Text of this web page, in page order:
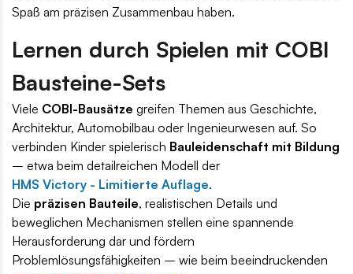
Spaß am präzisen Zusammenbau haben.
Lernen durch Spielen mit COBI
Bausteine-Sets
Viele COBI-Bausätze greifen Themen aus Geschichte,
Architektur, Automobilbau oder Ingenieurwesen auf. So
verbinden Kinder spielerisch Bauleidenschaft mit Bildung
– etwa beim detailreichen Modell der
HMS Victory - Limitierte Auflage.
Die präzisen Bauteile, realistischen Details und
beweglichen Mechanismen stellen eine spannende
Herausforderung dar und fördern
Problemlösungsfähigkeiten – wie beim beeindruckenden